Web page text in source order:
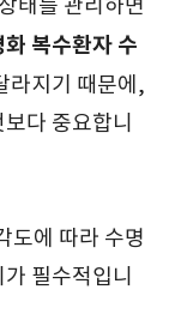
태를 관리하면
화 복수환자 수
라지기 때문에,
다 중요합니
도에 따라 수명
필수적입니